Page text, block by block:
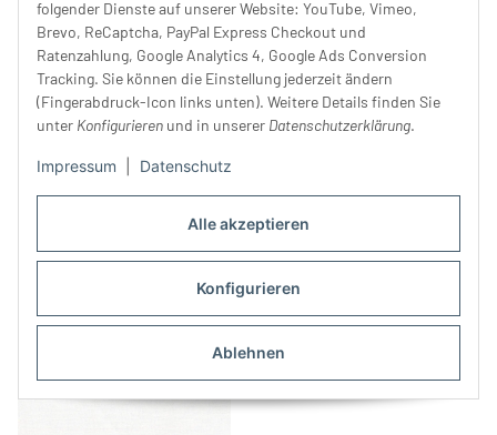
Alle akzeptieren
Konfigurieren
Ablehnen
folgender Dienste auf unserer Website: YouTube, Vimeo,
Brevo, ReCaptcha, PayPal Express Checkout und
Ratenzahlung, Google Analytics 4, Google Ads Conversion
Tracking. Sie können die Einstellung jederzeit ändern
(Fingerabdruck-Icon links unten). Weitere Details finden Sie
unter Konfigurieren und in unserer Datenschutzerklärung.
Impressum Datenschutz
Sehr fester Designer-
Cordsamtstoff aus Italien
CHRISTIAN D, schwarz
49,99 €*
Designer Baumwollstoff aus
Italien SMITH, Kleeblatt-
Raute, aquablau
32,99 €*